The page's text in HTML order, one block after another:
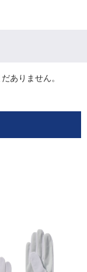
ありません。